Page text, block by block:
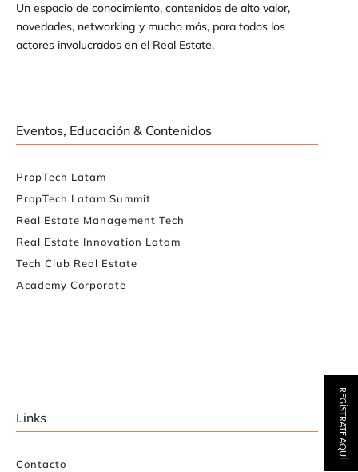
Un espacio de conocimiento, contenidos de alto valor,
novedades, networking y mucho más, para todos los
actores involucrados en el Real Estate.
Eventos, Educación & Contenidos
PropTech Latam
PropTech Latam Summit
Real Estate Management Tech
Real Estate Innovation Latam
Tech Club Real Estate
Academy Corporate
Links
Contacto
REGÍSTRATE AQUÍ